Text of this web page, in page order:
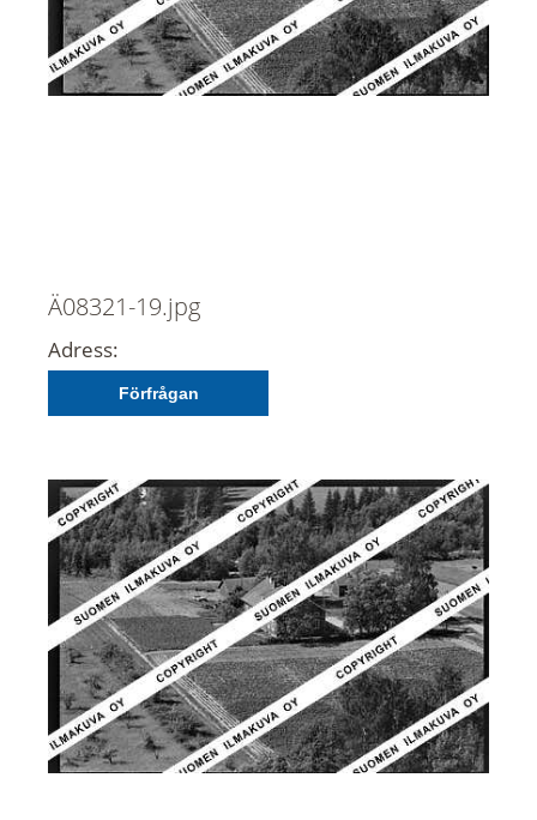
Ä08321-19.jpg
Adress:
Förfrågan